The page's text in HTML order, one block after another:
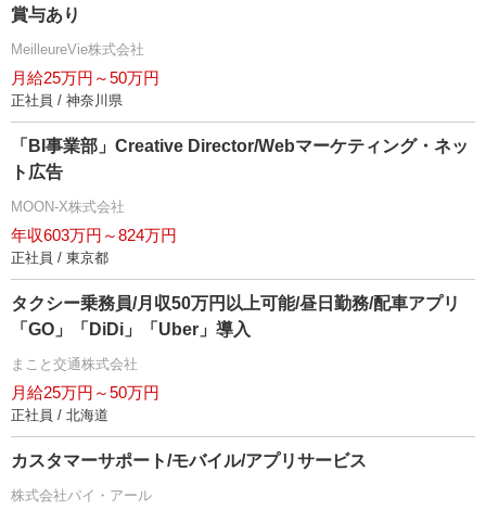
賞与あり
MeilleureVie株式会社
月給25万円～50万円
正社員 / 神奈川県
「BI事業部」Creative Director/Webマーケティング・ネッ
ト広告
MOON-X株式会社
年収603万円～824万円
正社員 / 東京都
タクシー乗務員/月収50万円以上可能/昼日勤務/配車アプリ
「GO」「DiDi」「Uber」導入
まこと交通株式会社
月給25万円～50万円
正社員 / 北海道
カスタマーサポート/モバイル/アプリサービス
株式会社パイ・アール